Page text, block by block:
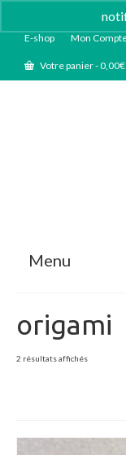
E-shop Mon
Votre panier-0,00€
Menu
origami
2 résultats affichésTrié